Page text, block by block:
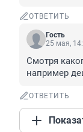
ОТВЕТИТЬ
Гость
25 мая,
Смотря
например
ОТВЕТИТЬ